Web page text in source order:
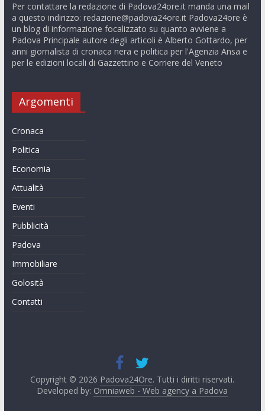
Per contattare la redazione di Padova24ore.it manda una mail
a questo indirizzo: redazione@padova24ore.itPadova24ore è
un blog di informazione focalizzato su quanto avviene a
Padova Principale autore degli articoli è Alberto Gottardo, per
anni giornalista di cronaca nera e politica per l'Agenzia Ansa e
per le edizioni locali di Gazzettino e Corriere del Veneto
Argomenti
Cronaca
Politica
Economia
Attualità
Eventi
Pubblicità
Padova
Immobiliare
Golosità
Contatti
Copyright © 2026 Padova24Ore. Tutti i diritti riservati.
Developed by: Omniaweb - Web agency a Padova